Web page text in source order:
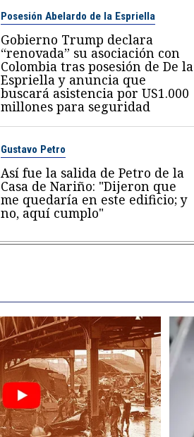
Posesión Abelardo de la Espriella
Gobierno Trump declara
“renovada” su asociación con
Colombia tras posesión de De la
Espriella y anuncia que
buscará asistencia por US1.000
millones para seguridad
Gustavo Petro
Así fue la salida de Petro de la
Casa de Nariño: "Dijeron que
me quedaría en este edificio; y
no, aquí cumplo"